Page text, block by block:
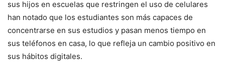
sus hijos en escuelas que restringen el uso de celulares
han notado que los estudiantes son más capaces de
concentrarse en sus estudios y pasan menos tiempo en
sus teléfonos en casa, lo que refleja un cambio positivo en
sus hábitos digitales.